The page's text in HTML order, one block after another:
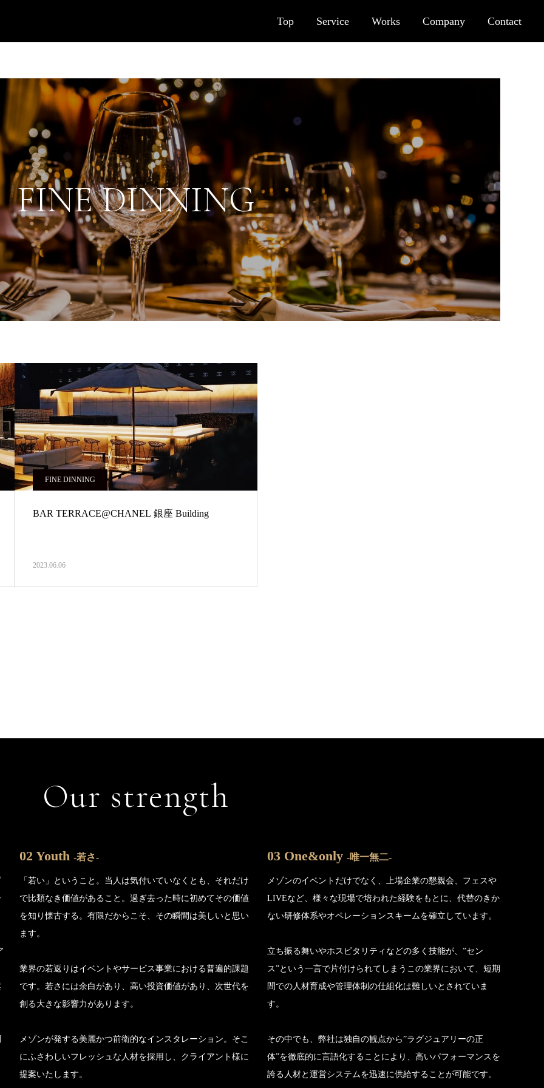
Top Service Works Company Contact
FINE DINNING
FINE DINNING
BAR TERRACE@CHANEL 銀座 Building
2023.06.06
Our strength
02 Youth -若さ-
「若い」ということ。当人は気付いていなくとも、それだけ
で比類なき価値があること。過ぎ去った時に初めてその価値
を知り懐古する。有限だからこそ、その瞬間は美しいと思い
ます。
業界の若返りはイベントやサービス事業における普遍的課題
です。若さには余白があり、高い投資価値があり、次世代を
創る大きな影響力があります。
メゾンが発する美麗かつ前衛的なインスタレーション。そこ
にふさわしいフレッシュな人材を採用し、クライアント様に
提案いたします。
03 One&only -唯一無二-
メゾンのイベントだけでなく、上場企業の懇親会、フェスや
LIVEなど、様々な現場で培われた経験をもとに、代替のきか
ない研修体系やオペレーションスキームを確立しています。
立ち振る舞いやホスピタリティなどの多く技能が、”セン
ス”という一言で片付けられてしまうこの業界において、短期
間での人材育成や管理体制の仕組化は難しいとされていま
す。
その中でも、弊社は独自の観点から”ラグジュアリーの正
体”を徹底的に言語化することにより、高いパフォーマンスを
誇る人材と運営システムを迅速に供給することが可能です。